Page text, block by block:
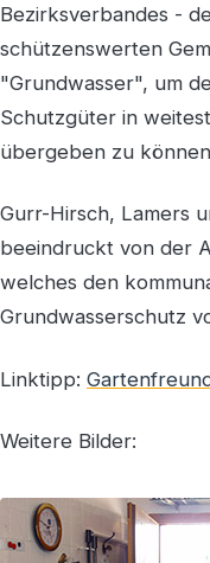
Bezirksverbandes -
schützenswerten
"Grundwasser", um
Schutzgüter in
übergeben zu
Gurr-Hirsch, Lamers
beeindruckt von der
welches den
Grundwasserschutz
Linktipp:
Weitere Bilder: